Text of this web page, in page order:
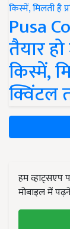
Pusa
तैयार
किस्में,
क्विंटल
हम व्हाट्सएप
मोबाइल में